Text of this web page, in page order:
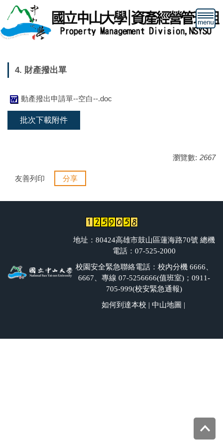
到
主
要
容
4. 財產撥出單
動產撥出申請單--空白--.doc
批次下載附件
瀏覽數: 2667
友善列印 分享
地址：80424高雄市鼓山區蓮海路70號 總機
電話：07-525-2000
校園安全緊急聯絡電話：校內分機 6666、
6667、專線 07-5256666(值班室)；0911-
705-999(校安緊急通報)
如何到達本校 | 中山地圖 |